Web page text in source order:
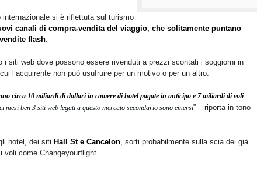
si è riflettuta sul turismo
canali di compra-vendita del viaggio, che solitamente puntano
flash.
i siti web dove possono essere rivenduti a prezzi scontati i soggiorni in
l’acquirente non può usufruire per un motivo o per un altro.
circa 10 miliardi di dollari in camere di hotel pagate in anticipo e 7 miliardi di voli
mesi ben 3 siti web legati a questo mercato secondario sono emersi” – riporta in tono
hotel, dei siti Hall St e Cancelon, sorti probabilmente sulla scia dei già
voli come Changeyourflight.